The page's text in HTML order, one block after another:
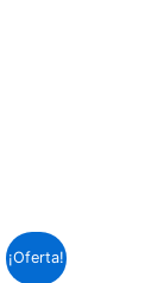
¡Oferta!